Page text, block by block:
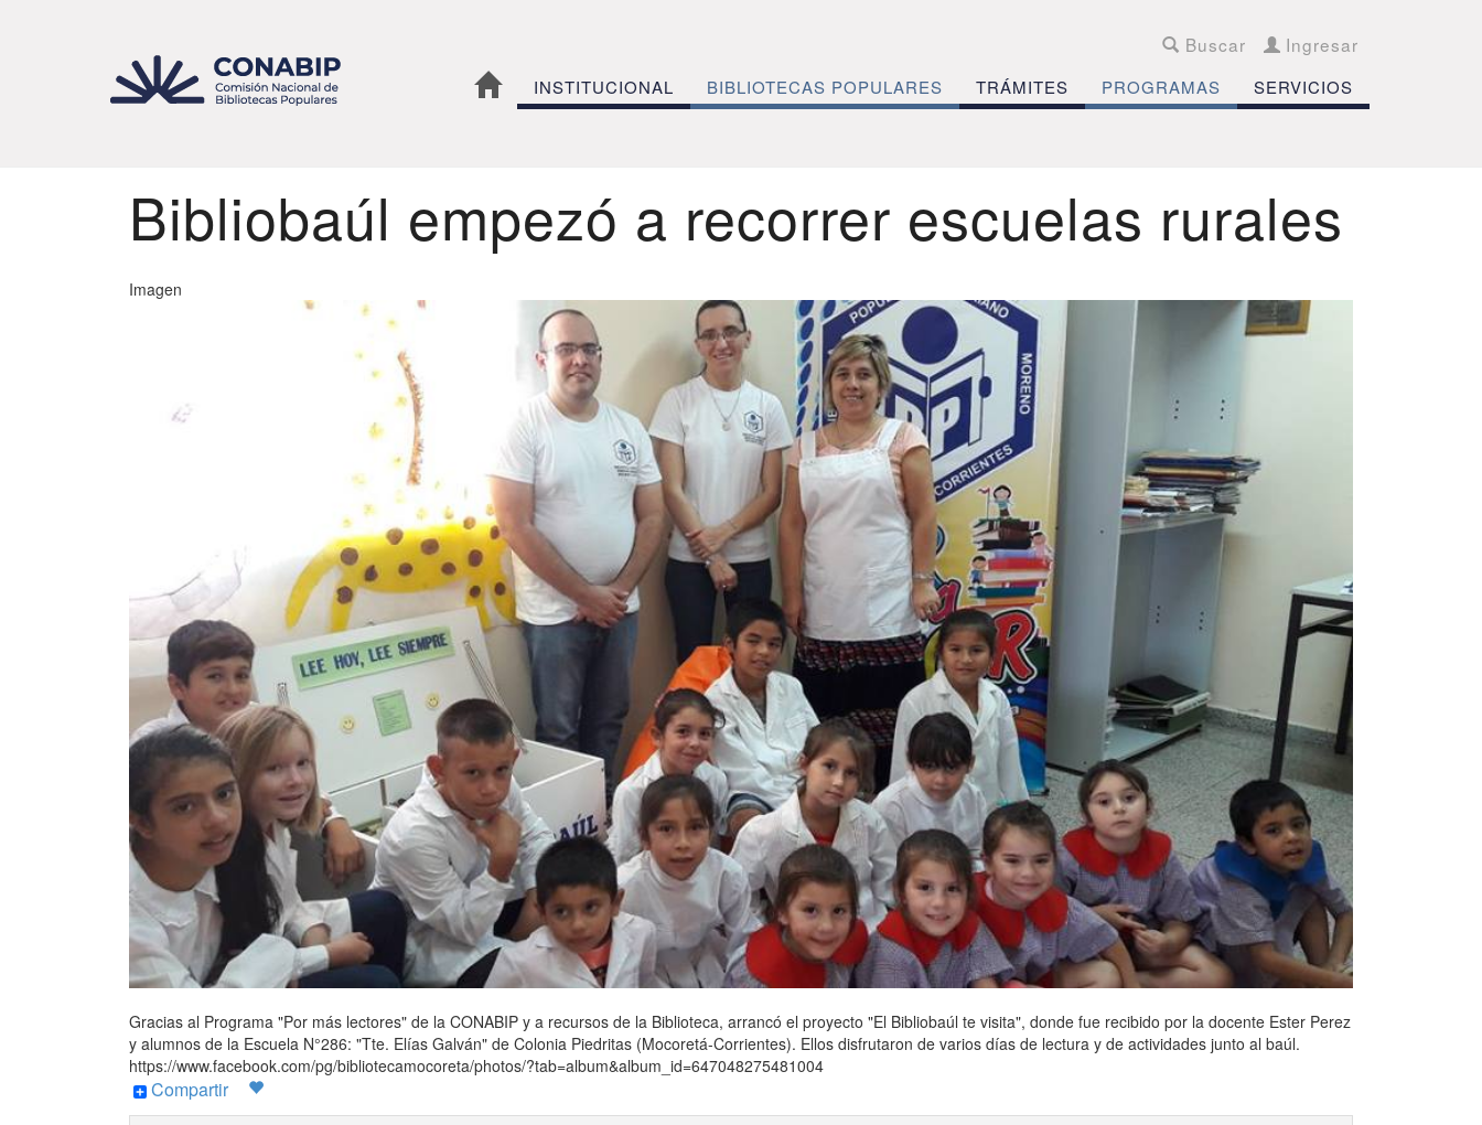
INSTITUCIONAL BIBLIOTECAS POPULARES TRÁMITES PROGRAMAS SERVICIOS
Buscar Ingresar
Bibliobaúl empezó a recorrer escuelas rurales
Imagen
Gracias al Programa "Por más lectores" de la CONABIP y a recursos de la Biblioteca, arrancó el proyecto "El Bibliobaúl te visita", donde fue recibido por la docente Ester Perez
y alumnos de la Escuela N°286: "Tte. Elías Galván" de Colonia Piedritas (Mocoretá-Corrientes). Ellos disfrutaron de varios días de lectura y de actividades junto al baúl.
https://www.facebook.com/pg/bibliotecamocoreta/photos/?tab=album&album_id=647048275481004
Compartir